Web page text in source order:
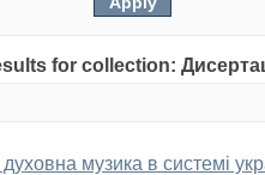
for collection:
музика в системі